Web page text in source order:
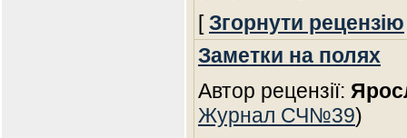
[Згорнути рецензію
Заметки на полях
Автор рецензії:
Журнал СЧ№39)